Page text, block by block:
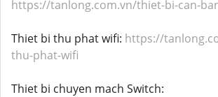
https://tanlong.com.vn/thiet-bi-can-
Thiet bi thu phat wifi: https://
thu-phat-wifi
Thiet bi chuyen mach Switch: